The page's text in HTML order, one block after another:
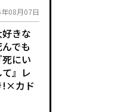
08月07日
好きな
でも
死にい
』レ
!×カド